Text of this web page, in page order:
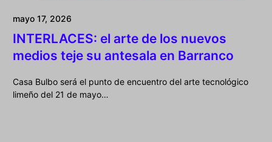
mayo 17, 2026
INTERLACES: el arte de los nuevos
medios teje su antesala en Barranco
Casa Bulbo será el punto de encuentro del arte tecnológico
limeño del 21 de mayo…